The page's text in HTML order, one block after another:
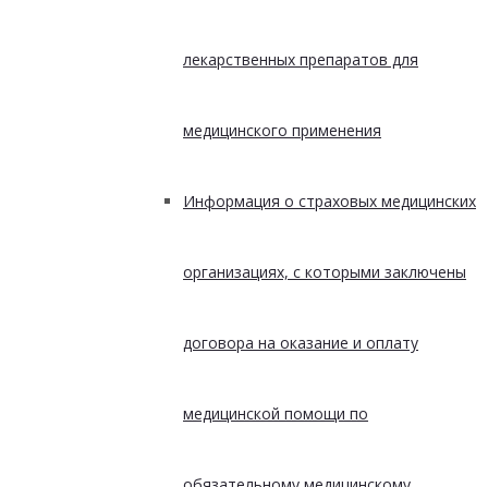
лекарственных препаратов для
медицинского применения
Информация о страховых медицинских
организациях, с которыми заключены
договора на оказание и оплату
медицинской помощи по